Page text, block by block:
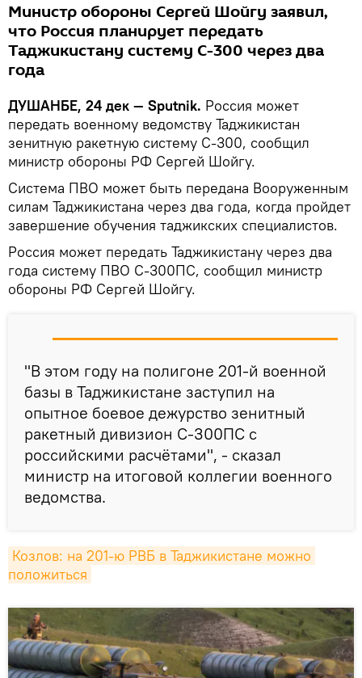
Министр обороны Сергей Шойгу заявил,
что Россия планирует передать
Таджикистану систему С-300 через два
года
ДУШАНБЕ, 24 дек — Sputnik. Россия может
передать военному ведомству Таджикистан
зенитную ракетную систему С-300, сообщил
министр обороны РФ Сергей Шойгу.
Система ПВО может быть передана Вооруженным
силам Таджикистана через два года, когда пройдет
завершение обучения таджикских специалистов.
Россия может передать Таджикистану через два
года систему ПВО С-300ПС, сообщил министр
обороны РФ Сергей Шойгу.
"В этом году на полигоне 201-й военной
базы в Таджикистане заступил на
опытное боевое дежурство зенитный
ракетный дивизион С-300ПС с
российскими расчётами", - сказал
министр на итоговой коллегии военного
ведомства.
Козлов: на 201-ю РВБ в Таджикистане можно
положиться